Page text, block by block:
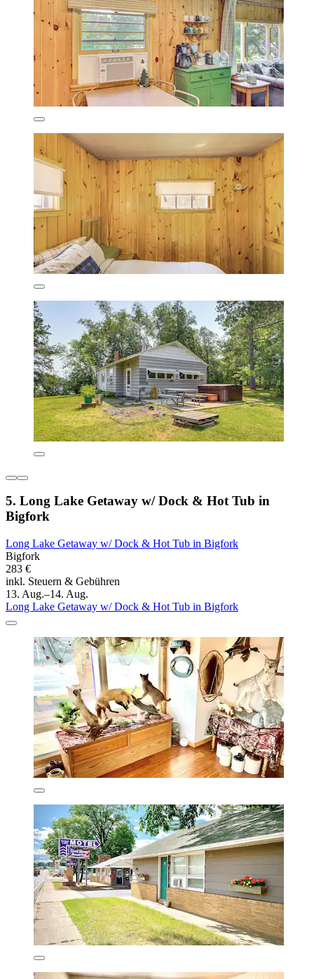
5. Long Lake Getaway w/ Dock & Hot Tub in
Bigfork
Long Lake Getaway w/ Dock & Hot Tub in Bigfork
Bigfork
283 €
inkl. Steuern & Gebühren
13. Aug.–14. Aug.
Long Lake Getaway w/ Dock & Hot Tub in Bigfork